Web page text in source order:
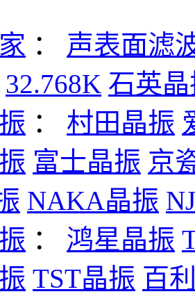
：
声表面滤
32.768K 石英
： 村田晶振
富士晶振 京
NAKA晶振
： 鸿星晶振
TST晶振 百